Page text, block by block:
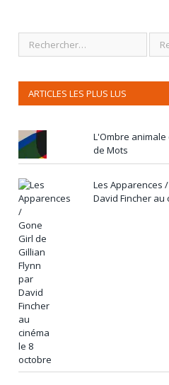
ARTICLES LES PLUS LUS
L'Ombre animale
de Mots
Les Apparences
David Fincher au